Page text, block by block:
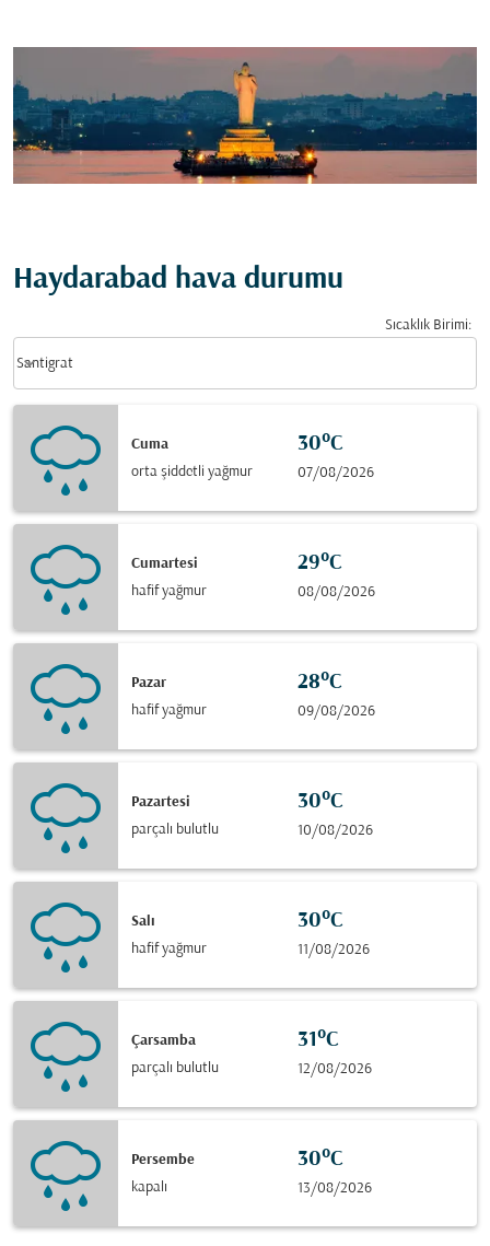
Haydarabad hava durumu
Sıcaklık Birimi:
Santigrat
keyboard_arrow_down
Cuma
orta şiddetli yağmur
30°C
07/08/2026
Cumartesi
hafif yağmur
29°C
08/08/2026
Pazar
hafif yağmur
28°C
09/08/2026
Pazartesi
parçalı bulutlu
30°C
10/08/2026
Salı
hafif yağmur
30°C
11/08/2026
Çarsamba
parçalı bulutlu
31°C
12/08/2026
Persembe
kapalı
30°C
13/08/2026